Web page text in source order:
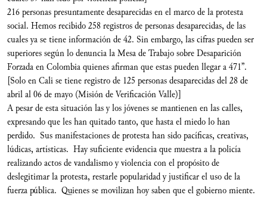
216 personas presuntamente desaparecidas en el marco de la protesta
social. Hemos recibido 258 registros de personas desaparecidas, de las
cuales ya se tiene información de 42. Sin embargo, las cifras pueden ser
superiores según lo denuncia la Mesa de Trabajo sobre Desaparición
Forzada en Colombia quienes afirman que estas pueden llegar a 471”.
[Solo en Cali se tiene registro de 125 personas desaparecidas del 28 de
abril al 06 de mayo (Misión de Verificación Valle)]
A pesar de esta situación las y los jóvenes se mantienen en las calles,
expresando que les han quitado tanto, que hasta el miedo lo han
perdido. Sus manifestaciones de protesta han sido pacíficas, creativas,
lúdicas, artísticas. Hay suficiente evidencia que muestra a la policía
realizando actos de vandalismo y violencia con el propósito de
deslegitimar la protesta, restarle popularidad y justificar el uso de la
fuerza pública. Quienes se movilizan hoy saben que el gobierno miente.